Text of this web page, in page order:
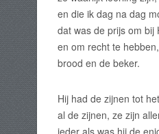
en die ik dag na dag
dat was de prijs om bij
en om recht te
brood en de beker.
Hij had de zijnen tot
al de zijnen, ze zijn